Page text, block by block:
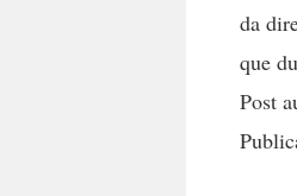
da
que
Post